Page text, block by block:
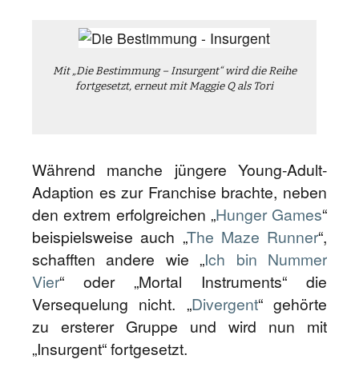
Mit „Die Bestimmung – Insurgent“ wird die Reihe
fortgesetzt, erneut mit Maggie Q als Tori
Während manche jüngere Young-Adult-
Adaption es zur Franchise brachte, neben
den extrem erfolgreichen „Hunger Games“
beispielsweise auch „The Maze Runner“,
schafften andere wie „Ich bin Nummer
Vier“ oder „Mortal Instruments“ die
Versequelung nicht. „Divergent“ gehörte
zu ersterer Gruppe und wird nun mit
„Insurgent“ fortgesetzt.